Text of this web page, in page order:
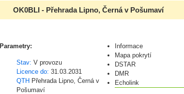
OK0BLI - Přehrada Lipno, Černá v Pošumaví
Parametry:
Stav: V provozu
Licence do: 31.03.2031
QTH Přehrada Lipno, Černá v
Pošumaví
Informace
Mapa pokrytí
DSTAR
DMR
Echolink